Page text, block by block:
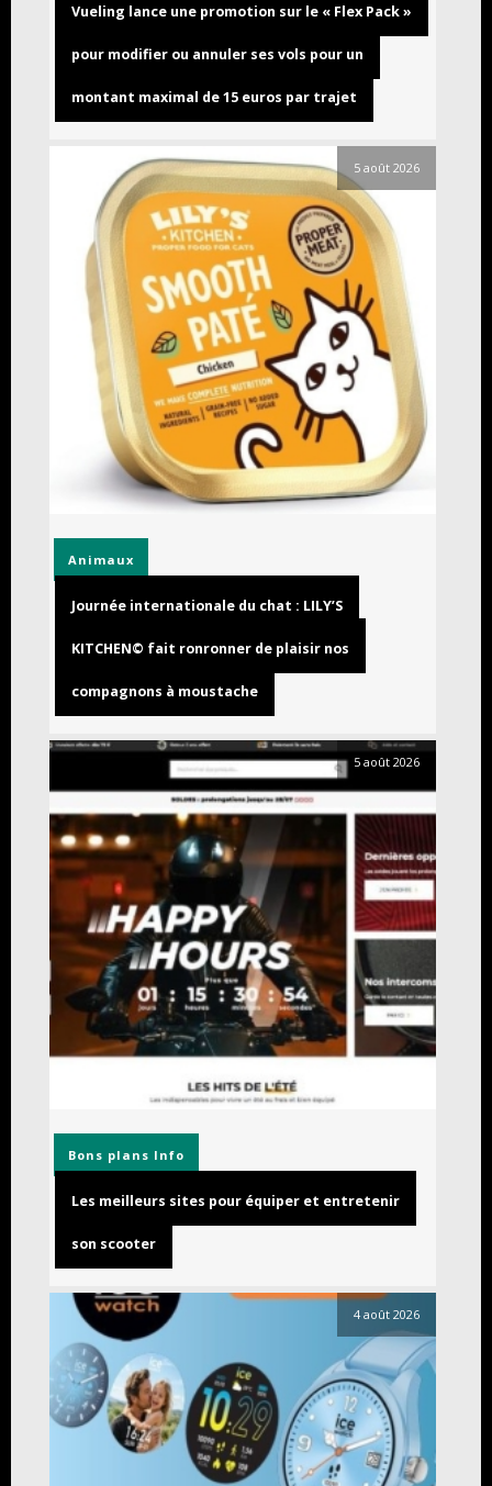
Vueling lance une promotion sur le « Flex Pack »
pour modifier ou annuler ses vols pour un
montant maximal de 15 euros par trajet
5 août 2026
Animaux
Journée internationale du chat : LILY’S
KITCHEN© fait ronronner de plaisir nos
compagnons à moustache
5 août 2026
Bons plans Info
Les meilleurs sites pour équiper et entretenir
son scooter
4 août 2026